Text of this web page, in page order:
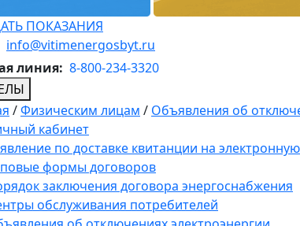
ПОКАЗАНИЯ
info@vitimenergosbyt.ru
линия: 8-800-234-3320
/Физическим лицам / Объявления об
кабинет
по доставке квитанции на
формы договоров
заключения договора энергоснабжения
обслуживания потребителей